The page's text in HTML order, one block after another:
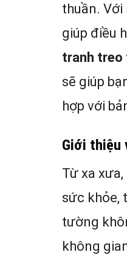
thuần. Với
giúp điều
tranh treo
sẽ giúp
hợp với
Giới thiệu
Từ xa
sức khỏe,
tường
không